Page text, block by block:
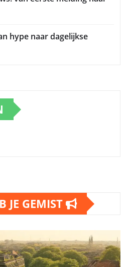
hype naar dagelijkse
JE GEMIST